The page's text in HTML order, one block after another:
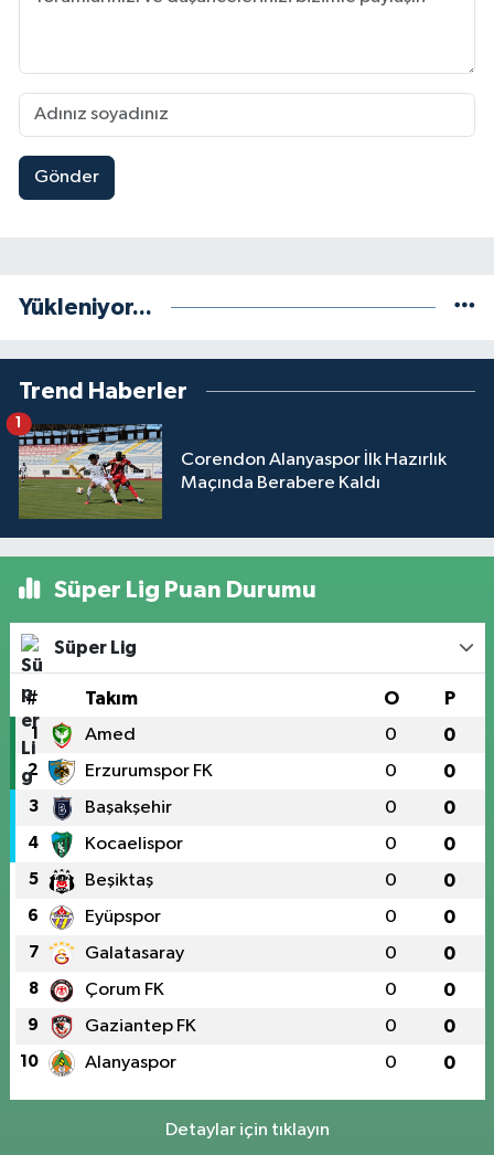
Gönder
Yükleniyor...
Trend Haberler
Corendon Alanyaspor İlk Hazırlık
Maçında Berabere Kaldı
1
Süper Lig Puan Durumu
Süper Lig
# Takım O P
1 Amed 0 0
2 Erzurumspor FK 0 0
3 Başakşehir 0 0
4 Kocaelispor 0 0
5 Beşiktaş 0 0
6 Eyüpspor 0 0
7 Galatasaray 0 0
8 Çorum FK 0 0
9 Gaziantep FK 0 0
10 Alanyaspor 0 0
Detaylar için tıklayın